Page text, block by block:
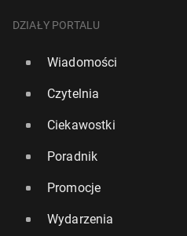
DZIAŁY PORTALU
Wiadomości
Czytelnia
Ciekawostki
Poradnik
Promocje
Wydarzenia